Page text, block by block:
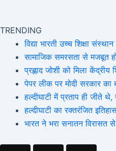
TRENDING
विद्या भारती उच्च शिक्षा
सामाजिक समरसता से मजबूत
प्रह्लाद जोशी को मिला
पेपर लीक पर मोदी सरकार
हल्दीघाटी में प्रताप ही जीते
हल्दीघाटी का रक्तरंजित
भारत ने भरा सनातन